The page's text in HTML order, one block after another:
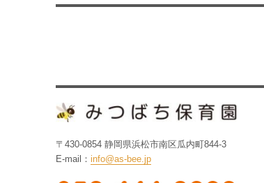
ン
投
〒430-0854 静岡県浜松市南区瓜内町844-3
E-mail：info@as-bee.jp